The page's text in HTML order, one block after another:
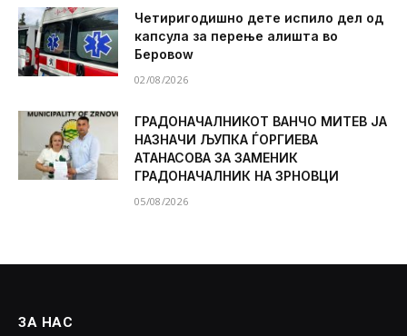
Четиригодишно дете испило дел од
капсула за перење алишта во
Беровоw
02/08/2026
ГРАДОНАЧАЛНИКОТ ВАНЧО МИТЕВ ЈА
НАЗНАЧИ ЉУПКА ЃОРГИЕВА
АТАНАСОВА ЗА ЗАМЕНИК
ГРАДОНАЧАЛНИК НА ЗРНОВЦИ
05/08/2026
ЗА НАС